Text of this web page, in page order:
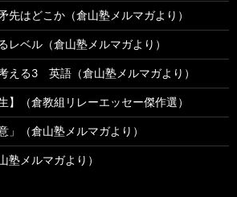
先はどこか（倉山塾メルマガより）
レベル（倉山塾メルマガより）
える3 英語（倉山塾メルマガより）
】（倉教組リレーエッセー傑作選）
」（倉山塾メルマガより）
塾メルマガより）